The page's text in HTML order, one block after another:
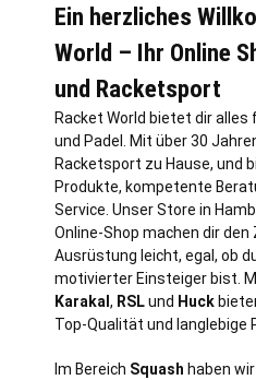
Ein herzliches
World – Ihr Online
und Racketsport
Racket World bietet dir alles
und Padel. Mit über 30
Racketsport zu Hause, und
Produkte, kompetente
Service. Unser Store in
Online-Shop machen dir
Ausrüstung leicht, egal, ob
motivierter Einsteiger bist.
Karakal , RSLund Huck
Top-Qualität und langlebige
Im Bereich Squash haben